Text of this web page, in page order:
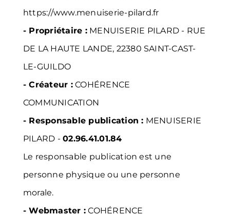
https://www.menuiserie-pilard.fr
- Propriétaire :MENUISERIE PILARD - RUE
DE LA HAUTE LANDE, 22380 SAINT-CAST-
LE-GUILDO
- Créateur : COHÉRENCE
COMMUNICATION
- Responsable publication : MENUISERIE
PILARD -02.96.41.01.84
Le responsable publication est une
personne physique ou une personne
morale.
- Webmaster : COHÉRENCE